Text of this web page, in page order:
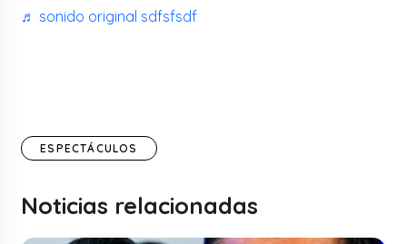
♬ sonido original sdfsfsdf
ESPECTÁCULOS
Noticias relacionadas